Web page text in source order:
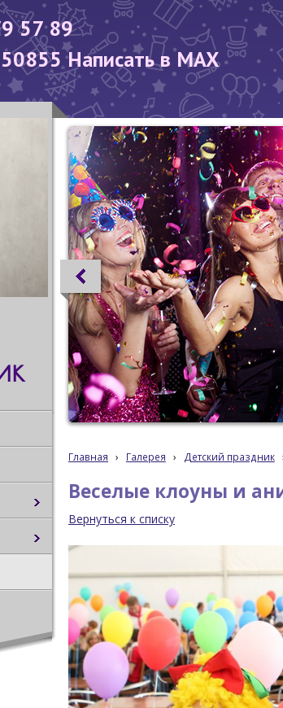
57 89
Написать в MAX
Главная › Галерея › Детский праздник
Веселые клоуны и
Вернуться к списку